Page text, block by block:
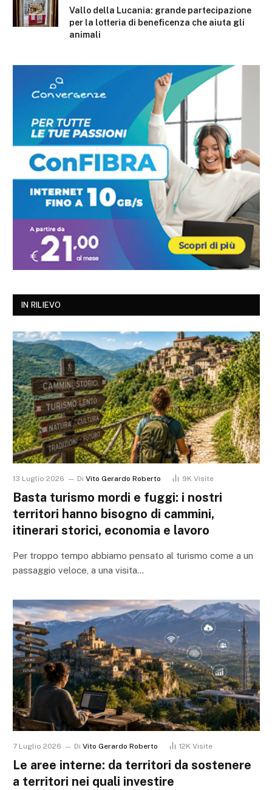
Vallo della Lucania: grande partecipazione
per la lotteria di beneficenza che aiuta gli
animali
IN RILIEVO
13 Luglio 2026 Di Vito Gerardo Roberto 9K Visite
Basta turismo mordi e fuggi: i nostri
territori hanno bisogno di cammini,
itinerari storici, economia e lavoro
Per troppo tempo abbiamo pensato al turismo come a un
passaggio veloce, a una visita…
7 Luglio 2026 Di Vito Gerardo Roberto 12K Visite
Le aree interne: da territori da sostenere
a territori nei quali investire